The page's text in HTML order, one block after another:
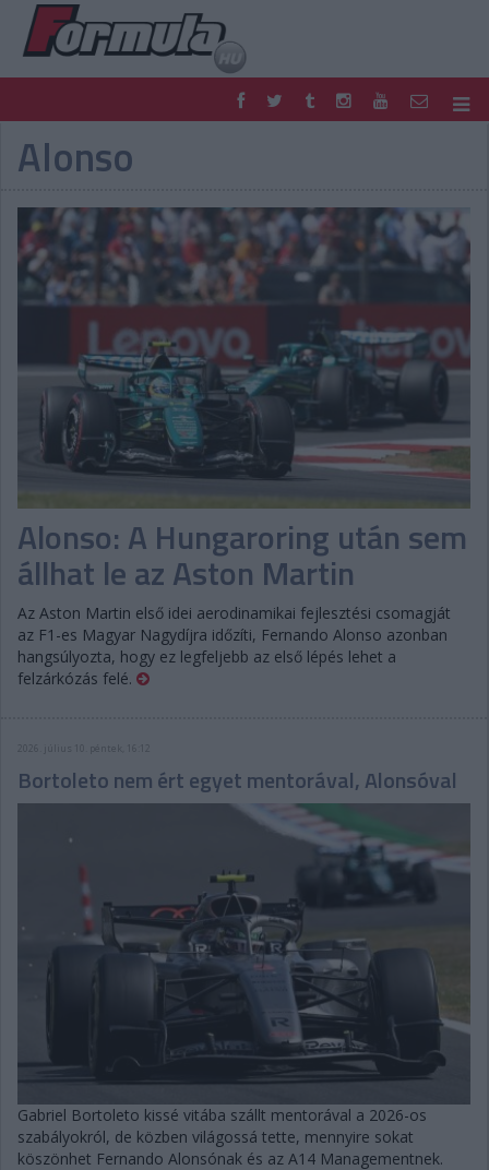
F1
FORMULA
RETRO
EGYÉB
PODCAST
SHOP
LIVE
TIPPJÁTÉK
DIGITÁLIS MAGAZIN
PONTÁLLÁSOK
VERSENYNAPTÁRAK
Alonso
Alonso: A Hungaroring után sem
állhat le az Aston Martin
Az Aston Martin első idei aerodinamikai fejlesztési csomagját
az F1-es Magyar Nagydíjra időzíti, Fernando Alonso azonban
hangsúlyozta, hogy ez legfeljebb az első lépés lehet a
felzárkózás felé.
2026. július 10. péntek, 16:12
Bortoleto nem ért egyet mentorával, Alonsóval
Gabriel Bortoleto kissé vitába szállt mentorával a 2026-os
szabályokról, de közben világossá tette, mennyire sokat
köszönhet Fernando Alonsónak és az A14 Managementnek.